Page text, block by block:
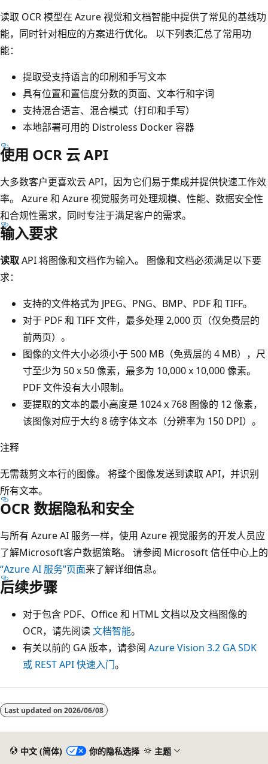
读取 OCR 模型在 Azure 视觉和文档智能中提供了常见的基线功
能，同时针对相应的方案进行优化。 以下列表汇总了常用功
能：
提取受支持语言的印刷和手写文本
具有位置和置信度分数的页面、文本行和字词
支持混合语言、混合模式（打印和手写）
本地部署可用的 Distroless Docker 容器
使用 OCR 云 API
大多数客户更喜欢云 API，因为它们易于集成并提供快速工作效
率。 Azure 和 Azure 视觉服务可处理规模、性能、数据安全性
和合规性需求，同时专注于满足客户的需求。
输入要求
读取API 将图像和文档作为输入。 图像和文档必须满足以下要
求：
支持的文件格式为 JPEG、PNG、BMP、PDF 和 TIFF。
对于 PDF 和 TIFF 文件，最多处理 2,000 页（仅免费层的
前两页）。
图像的文件大小必须小于 500 MB（免费层的 4 MB），尺
寸至少为 50 x 50 像素，最多为 10,000 x 10,000 像素。
PDF 文件没有大小限制。
要提取的文本的最小高度是 1024 x 768 图像的 12 像素，
该图像对应于大约 8 磅字体文本（分辨率为 150 DPI）。
注释
无需裁剪文本行的图像。 将整个图像发送到读取 API，并识别
所有文本。
OCR 数据隐私和安全
与所有 Azure AI 服务一样，使用 Azure 视觉服务的开发人员应
了解Microsoft客户数据策略。 请参阅 Microsoft 信任中心上的
“Azure AI 服务”页面来了解详细信息。
后续步骤
对于包含 PDF、Office 和 HTML 文档以及文档图像的
OCR，请先阅读文档智能。
有关以前的 GA 版本，请参阅 Azure Vision 3.2 GA SDK
或 REST API 快速入门。
阅
读Last updated on 2026/06/08
中文 (简体) 你的隐私选择 主题